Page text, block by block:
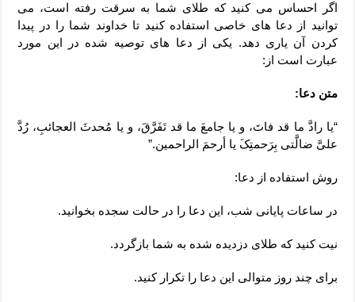
اگر احساس می کنید که طلای شما به سرقت رفته است، می
توانید از دعا های خاصی استفاده کنید تا خداوند شما را در پیدا
کردن آن یاری دهد. یکی از دعا های توصیه شده در این مورد
عبارت است از:
متن دعا:
“یا رادَّ ما قد فاتَ، و یا جامعَ ما قد تَفَرَّقَ، و یا مُحدثَ العجائبِ، رُدَّ
علیَّ ضالَّتی بِرَحمتِکَ یا أرحمَ الراحمین.”
روش استفاده از دعا:
در ساعات پایانی شب، این دعا را در حالت سجده بخوانید.
نیت کنید که طلای دزدیده شده به شما بازگردد.
برای چند روز متوالی این دعا را تکرار کنید.